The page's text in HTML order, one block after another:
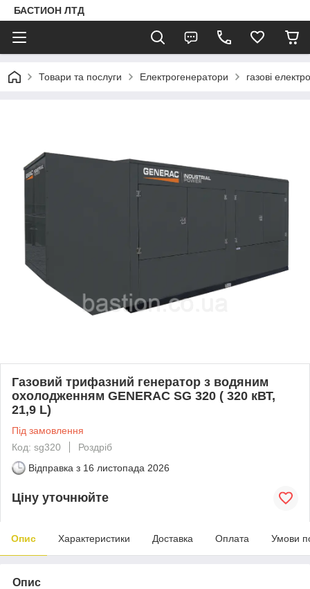
БАСТИОН ЛТД
Товари та послуги Електрогенератори газові
Газовий трифазний генератор з водяним
охолодженням GENERAC SG 320 ( 320 кВТ,
21,9 L)
Під замовлення
Код: sg320
Роздріб
Відправка з 16 листопада 2026
Ціну уточнюйте
Опис Характеристики Доставка Оплата Умови
Опис